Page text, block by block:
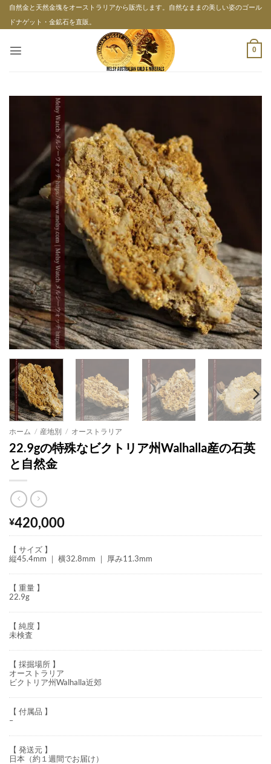
Skip自然金と天然金塊をオーストラリアから販売します。自然なままの美しい姿のゴール
ドナゲット・金鉱石を直販。
0
ホーム / 産地別 / オーストラリア
22.9gの特殊なビクトリア州Walhalla産の石英
と自然金
¥420,000
【 サイズ 】
縦45.4mm ｜ 横32.8mm ｜ 厚み11.3mm
【 重量 】
22.9g
【 純度 】
未検査
【 採掘場所 】
オーストラリア
ビクトリア州Walhalla近郊
【 付属品 】
–
【 発送元 】
日本（約１週間でお届け）